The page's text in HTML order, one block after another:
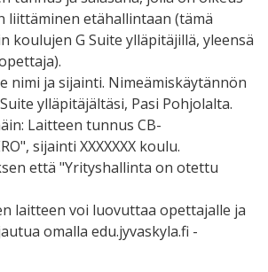
liittäminen etähallintaan (tämä
koulujen G Suite ylläpitäjillä, yleensä
nimi ja sijainti. Nimeämiskäytännön
ylläpitäjältäsi, Pasi Pohjolalta.
Laitteen tunnus CB-
sijainti XXXXXXX koulu.
että "Yrityshallinta on otettu
laitteen voi luovuttaa opettajalle ja
omalla edu.jyvaskyla.fi -